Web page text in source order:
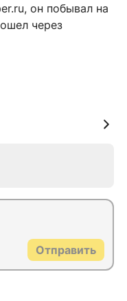
он побывал на
через
Отправить